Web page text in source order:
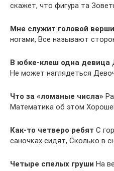
скажет, что фигура та
Мне служит головой
ногами, Все называют
В юбке-клеш одна девица
Не может наглядеться
Что за «ломаные числа»
Математика об этом
Как-то четверо ребят С
саночках сидят, Сколько в
Четыре спелых груши На